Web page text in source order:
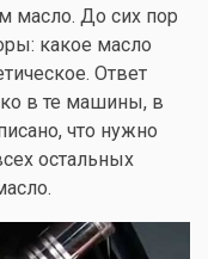
масло. До сих пор
какое масло
Ответ
в те машины, в
что нужно
остальных